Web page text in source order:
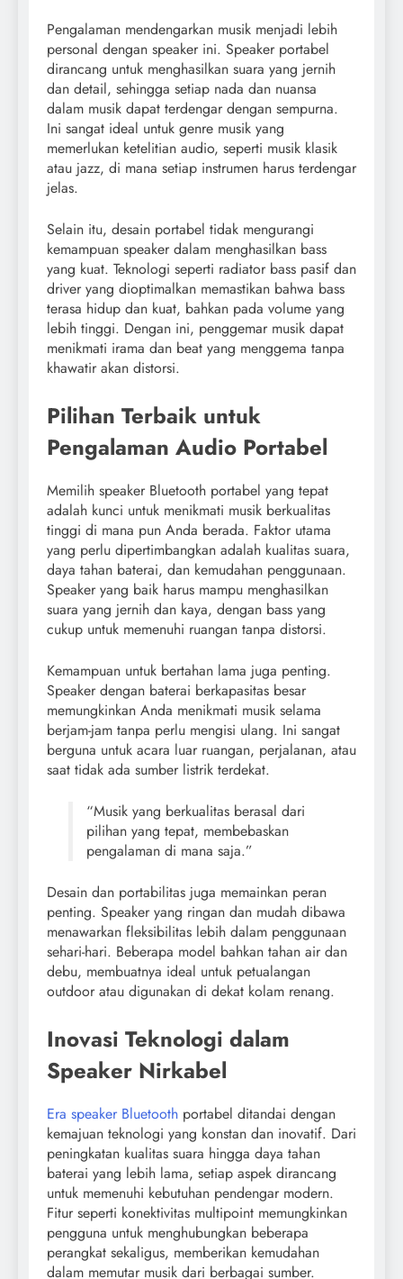
Pengalaman mendengarkan musik menjadi lebih
personal dengan speaker ini. Speaker portabel
dirancang untuk menghasilkan suara yang jernih
dan detail, sehingga setiap nada dan nuansa
dalam musik dapat terdengar dengan sempurna.
Ini sangat ideal untuk genre musik yang
memerlukan ketelitian audio, seperti musik klasik
atau jazz, di mana setiap instrumen harus terdengar
jelas.
Selain itu, desain portabel tidak mengurangi
kemampuan speaker dalam menghasilkan bass
yang kuat. Teknologi seperti radiator bass pasif dan
driver yang dioptimalkan memastikan bahwa bass
terasa hidup dan kuat, bahkan pada volume yang
lebih tinggi. Dengan ini, penggemar musik dapat
menikmati irama dan beat yang menggema tanpa
khawatir akan distorsi.
Pilihan Terbaik untuk
Pengalaman Audio Portabel
Memilih speaker Bluetooth portabel yang tepat
adalah kunci untuk menikmati musik berkualitas
tinggi di mana pun Anda berada. Faktor utama
yang perlu dipertimbangkan adalah kualitas suara,
daya tahan baterai, dan kemudahan penggunaan.
Speaker yang baik harus mampu menghasilkan
suara yang jernih dan kaya, dengan bass yang
cukup untuk memenuhi ruangan tanpa distorsi.
Kemampuan untuk bertahan lama juga penting.
Speaker dengan baterai berkapasitas besar
memungkinkan Anda menikmati musik selama
berjam-jam tanpa perlu mengisi ulang. Ini sangat
berguna untuk acara luar ruangan, perjalanan, atau
saat tidak ada sumber listrik terdekat.
“Musik yang berkualitas berasal dari
pilihan yang tepat, membebaskan
pengalaman di mana saja.”
Desain dan portabilitas juga memainkan peran
penting. Speaker yang ringan dan mudah dibawa
menawarkan fleksibilitas lebih dalam penggunaan
sehari-hari. Beberapa model bahkan tahan air dan
debu, membuatnya ideal untuk petualangan
outdoor atau digunakan di dekat kolam renang.
Inovasi Teknologi dalam
Speaker Nirkabel
Era speaker Bluetooth portabel ditandai dengan
kemajuan teknologi yang konstan dan inovatif. Dari
peningkatan kualitas suara hingga daya tahan
baterai yang lebih lama, setiap aspek dirancang
untuk memenuhi kebutuhan pendengar modern.
Fitur seperti konektivitas multipoint memungkinkan
pengguna untuk menghubungkan beberapa
perangkat sekaligus, memberikan kemudahan
dalam memutar musik dari berbagai sumber.